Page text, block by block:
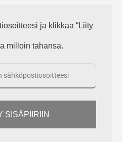
ja klikkaa “Liity
milloin tahansa.
SISÄPIIRIIN